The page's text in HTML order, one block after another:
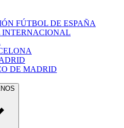
FÚTBOL DE ESPAÑA
INTERNACIONAL
DE MADRID